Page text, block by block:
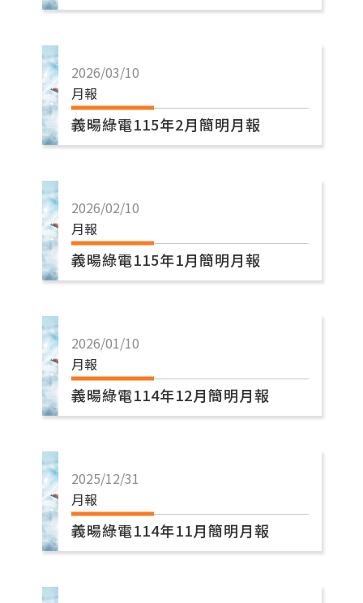
2026/03/10
月報
義暘綠電115年2月簡明月報
2026/02/10
月報
義暘綠電115年1月簡明月報
2026/01/10
月報
義暘綠電114年12月簡明月報
2025/12/31
月報
義暘綠電114年11月簡明月報